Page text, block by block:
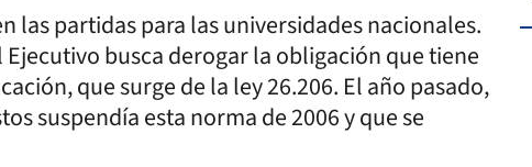
las partidas para las universidades nacionales.
busca derogar la obligación que tiene
que surge de la ley 26.206. El año pasado,
suspendía esta norma de 2006 y que se